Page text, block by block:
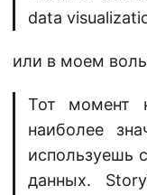
data
или в моем
Тот момент
наиболее
используешь
данных.